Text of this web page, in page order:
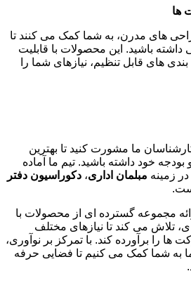
ها
های مدرن، به شما کمک می کنند تا
باشید. این محصولات با قابلیت
های قابل تنظیم، نیازهای شما را
ما مشورت کنید تا بهترین
بودجه خود داشته باشید. تیم ما آماده
زمینه مبلمان اداری، دکوراسیون دفتر
.
مجموعه گسترده ای از محصولات با
تلاش می کند تا نیازهای مختلف
را برآورده کند. با تمرکز بر نوآوری،
به شما کمک می کنیم تا فضایی حرفه
.